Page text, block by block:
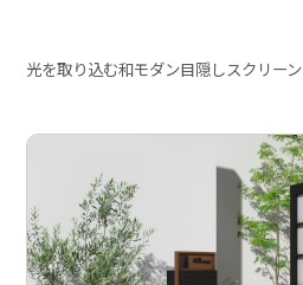
光を取り込む和モダン目隠しスクリーン